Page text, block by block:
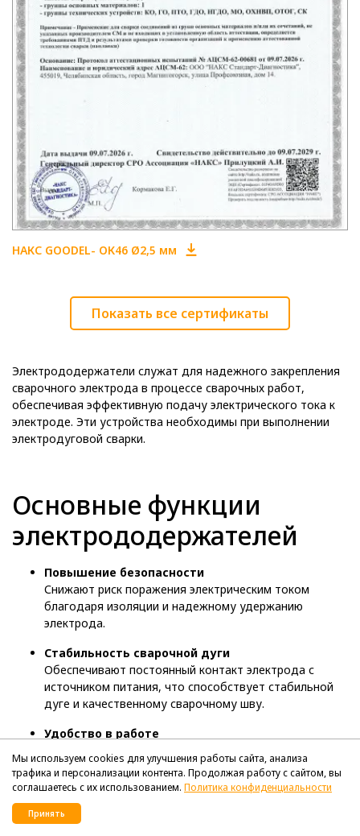
НАКС GOODEL- ОК46 Ø2,5 мм
Показать все сертификаты
Электрододержатели служат для надежного закрепления
сварочного электрода в процессе сварочных работ,
обеспечивая эффективную подачу электрического тока к
электроде. Эти устройства необходимы при выполнении
электродуговой сварки.
Основные функции
электрододержателей
Повышение безопасности
Снижают риск поражения электрическим током
благодаря изоляции и надежному удержанию
электрода.
Стабильность сварочной дуги
Обеспечивают постоянный контакт электрода с
источником питания, что способствует стабильной
дуге и качественному сварочному шву.
Удобство в работе
процессом сварки повышают производительность
труда.
Уменьшение утомляемости сварщика
Мы используем cookies для улучшения работы сайта, анализа
трафика и персонализации контента. Продолжая работу с сайтом, вы
соглашаетесь с их использованием. Политика конфиденциальности
Принять